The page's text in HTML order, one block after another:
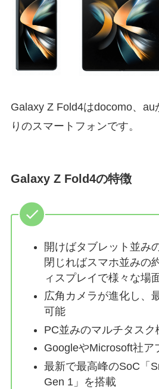
Galaxy Z Fold4はdocomo、
りのスマートフォンです。
Galaxy Z Fold4の特徴
開けばタブレット並み
閉じればスマホ並みの
ィスプレイで様々な場
広角カメラが進化し、
可能
PC並みのマルチタス
GoogleやMicrosoft社ア
最新で最高峰のSoC「
Gen 1」を搭載